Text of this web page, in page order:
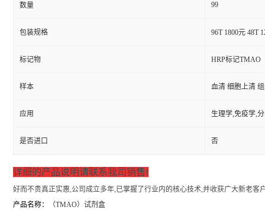
数量 99
包装规格 96T 1800元 48T
标记物 HRP标记TMAO
样本 血清 细胞上清
应用 生理学,免疫学,
是否进口 否
详细的产品说明请联系我司销售!
好而不贵真正实惠,公司成立多年,已掌握了行业内的核心技术,并收获广大新老
产品名称：
（TMAO）试剂盒